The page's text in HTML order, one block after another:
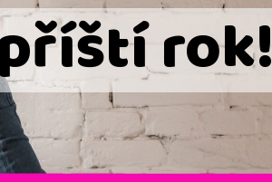
rok!